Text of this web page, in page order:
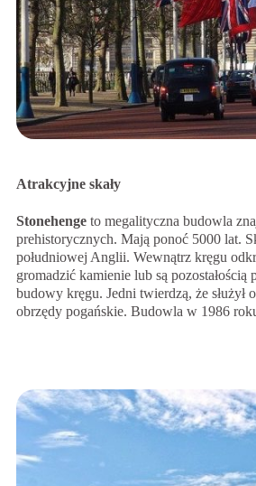
Atrakcyjne skały
Stonehenge to megalityczna budowla
prehistorycznych. Mają ponoć 5000 lat.
południowej Anglii. Wewnątrz kręgu
gromadzić kamienie lub są
budowy kręgu. Jedni twierdzą, że
obrzędy pogańskie. Budowla w 1986